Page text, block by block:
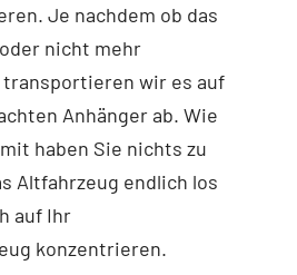
Je nachdem ob das
nicht mehr
wir es auf
Anhänger ab. Wie
haben Sie nichts zu
Altfahrzeug endlich los
auf Ihr
konzentrieren.